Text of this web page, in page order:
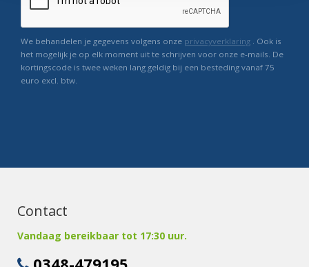
We behandelen je gegevens volgens onze privacyverklaring . Ook is
het mogelijk je op elk moment uit te schrijven voor onze e-mails. De
kortingscode is twee weken lang geldig bij een besteding vanaf 75
euro excl. btw.
Contact
Vandaag bereikbaar tot 17:30 uur.